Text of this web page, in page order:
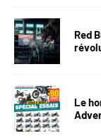
Red
Le